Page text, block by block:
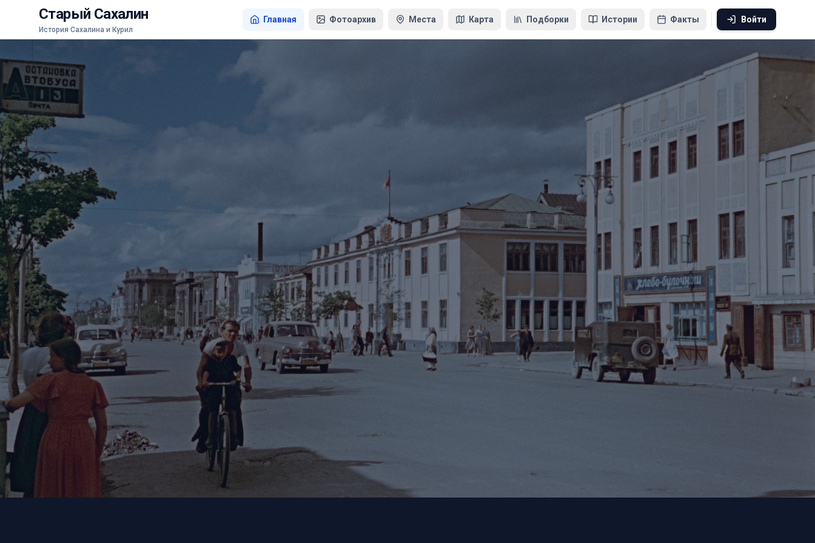
Старый Сахалин
История Сахалина и Курил
Главная Фотоархив Места Карта Подборки Истории Факты Войти